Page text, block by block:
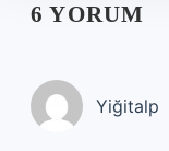
6 YORUM
Yiğitalp